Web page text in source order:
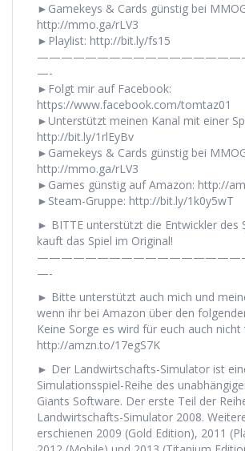
►Gamekeys & Cards günstig bei
http://mmo.ga/rLV3
►Playlist: http://bit.ly/fs15
—-
►Folgt mir auf Facebook:
https://www.facebook.com/tomtaz01
►Unterstützt meinen Kanal mit einer
http://bit.ly/1rlEyBv
►Gamekeys & Cards günstig bei
http://mmo.ga/rLV3
►Games günstig auf Amazon: http://
►Steam-Gruppe: http://bit.ly/1k0y5wT
► BITTE unterstützt die Entwickler des
kauft das Spiel im Original!
—-
► Bitte unterstützt auch mich und
wenn ihr bei Amazon über den
Keine Sorge es wird für euch auch nicht
http://amzn.to/17egS7K
► Der Landwirtschafts-Simulator ist
Simulationsspiel-Reihe des
Giants Software. Der erste Teil der
Landwirtschafts-Simulator 2008.
erschienen 2009 (Gold Edition), 2011